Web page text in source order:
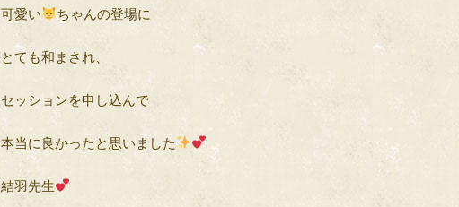
可愛い ちゃんの登場に
とても和まされ、
セッションを申し込んで
本当に良かったと思いました
結羽先生